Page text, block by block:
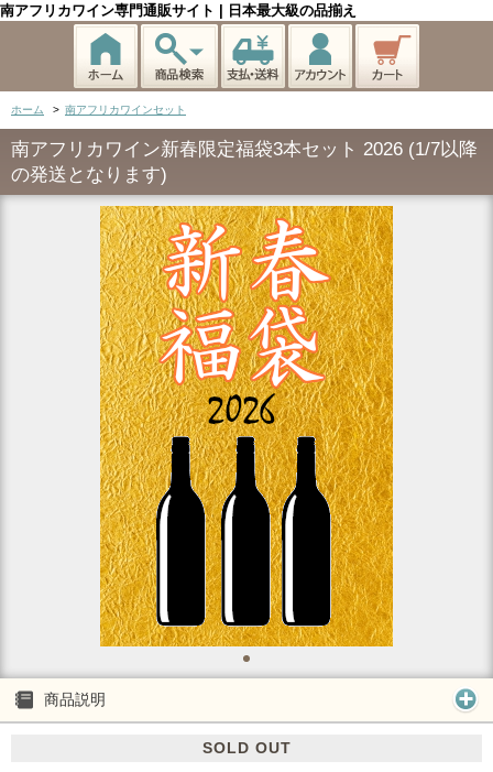
南アフリカワイン専門通販サイト | 日本最大級の品揃え
ホーム > 南アフリカワインセット
南アフリカワイン新春限定福袋3本セット 2026 (1/7以降
の発送となります)
商品説明
SOLD OUT